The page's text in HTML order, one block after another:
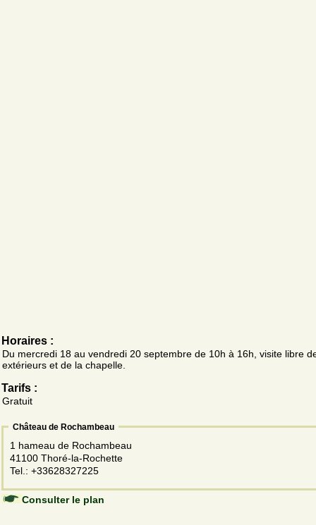
Horaires :
Du mercredi 18 au vendredi 20 septembre de 10h à 16h, visite libre
extérieurs et de la chapelle.
Tarifs :
Gratuit
Château de Rochambeau
1 hameau de Rochambeau
41100 Thoré-la-Rochette
Tel.: +33628327225
Consulter le plan